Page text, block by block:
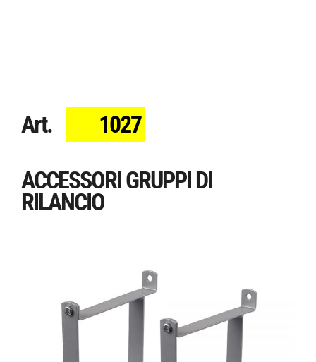
Art. 1027
ACCESSORI GRUPPI DI
RILANCIO